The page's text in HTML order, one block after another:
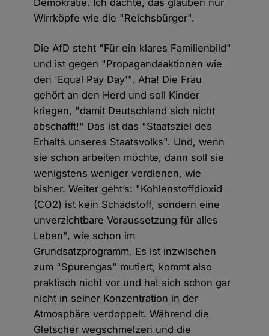
Demokratie. Ich dachte, das glauben nur
Wirrköpfe wie die "Reichsbürger".
Die AfD steht "Für ein klares Familienbild"
und ist gegen "Propagandaaktionen wie
den 'Equal Pay Day'". Aha! Die Frau
gehört an den Herd und soll Kinder
kriegen, "damit Deutschland sich nicht
abschafft!" Das ist das "Staatsziel des
Erhalts unseres Staatsvolks". Und, wenn
sie schon arbeiten möchte, dann soll sie
wenigstens weniger verdienen, wie
bisher. Weiter geht’s: "Kohlenstoffdioxid
(CO2) ist kein Schadstoff, sondern eine
unverzichtbare Voraussetzung für alles
Leben", wie schon im
Grundsatzprogramm. Es ist inzwischen
zum "Spurengas" mutiert, kommt also
praktisch nicht vor und hat sich schon gar
nicht in seiner Konzentration in der
Atmosphäre verdoppelt. Während die
Gletscher wegschmelzen und die